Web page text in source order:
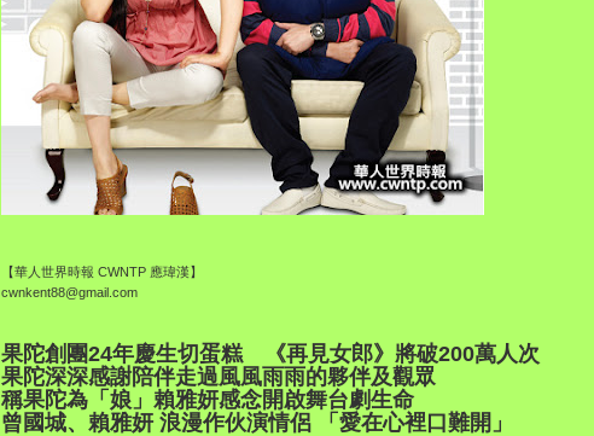
【華人世界時報 CWNTP 應瑋漢】
cwnkent88@gmail.com
果陀創團24年慶生切蛋糕 《再見女郎》將破200萬人次
果陀深深感謝陪伴走過風風雨雨的夥伴及觀眾
稱果陀為「娘」賴雅妍感念開啟舞台劇生命
曾國城、賴雅妍 浪漫作伙演情侶 「愛在心裡口難開」